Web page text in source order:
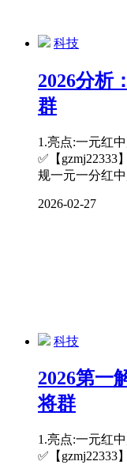
科技
2026分析
群
1.亮点:一元红
✅【gzmj22333
规一元一分红
2026-02-27
科技
2026第一
将群
1.亮点:一元红
✅【gzmj22333